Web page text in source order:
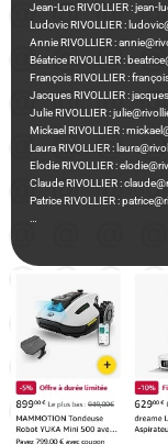
Jean-Luc RIVOLLIER : jean-
Ludovic RIVOLLIER :
Annie RIVOLLIER :
Béatrice RIVOLLIER :
François RIVOLLIER :
Jacques RIVOLLIER :
Julie RIVOLLIER :
Mickael RIVOLLIER :
Laura RIVOLLIER :
Elodie RIVOLLIER :
Claude RIVOLLIER :
Patrice RIVOLLIER :